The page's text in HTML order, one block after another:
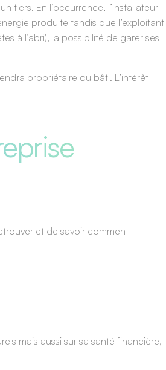
tiers. En l’occurrence, l’installateur
produite tandis que l’exploitant
à l’abri), la possibilité de garer ses
propriétaire du bâti. L’intérêt
et de savoir comment
mais aussi sur sa santé financière,